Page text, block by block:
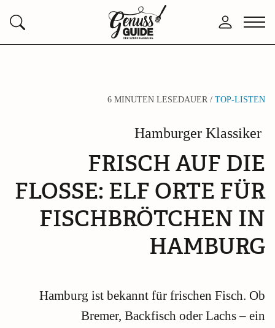
Suchen
Zurück
zur
Anmelden
Menü
6 MINUTEN LESEDAUER / TOP-LISTEN
Hamburger Klassiker
FRISCH AUF DIE
FLOSSE: ELF ORTE FÜR
FISCHBRÖTCHEN IN
HAMBURG
Hamburg ist bekannt für frischen Fisch. Ob
Bremer, Backfisch oder Lachs – ein